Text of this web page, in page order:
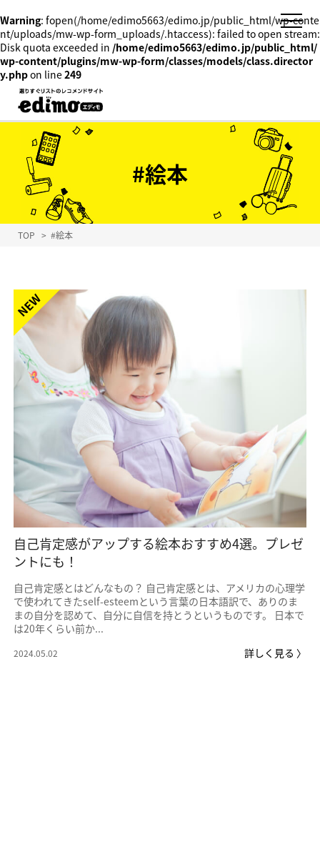
Warning: fopen(/home/edimo5663/edimo.jp/public_html/wp-conte
nt/uploads/mw-wp-form_uploads/.htaccess): failed to open stream:
Disk quota exceeded in /home/edimo5663/edimo.jp/public_html/
wp-content/plugins/mw-wp-form/classes/models/class.director
y.phpon line249
#絵本
TOP > #絵本
自己肯定感がアップする絵本おすすめ4選。プレゼ
ントにも！
自己肯定感とはどんなもの？ 自己肯定感とは、アメリカの心理学
で使われてきたself-esteemという言葉の日本語訳で、ありのま
まの自分を認めて、自分に自信を持とうというものです。 日本で
は20年くらい前か...
2024.05.02 詳しく見る 〉